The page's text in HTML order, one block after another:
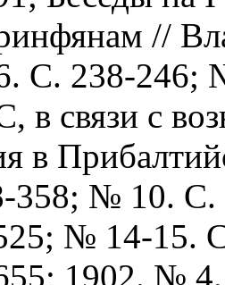
//
С. 238-246;
в связи с
в
358; № 10.
№ 14-15.
1902. №